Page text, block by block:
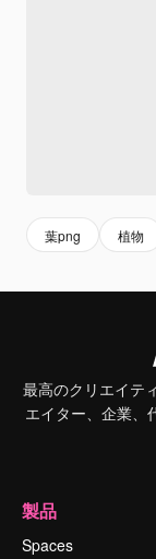
葉png 植物
最高のクリエイテ
エイター、企業、
製品
Spaces